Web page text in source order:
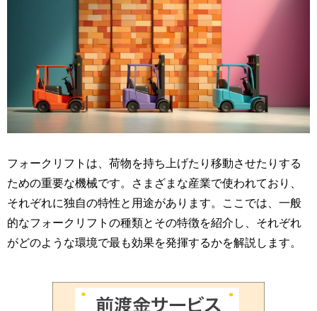
フォークリフトは、荷物を持ち上げたり移動させたりする
ための重要な機械です。さまざまな産業で使われており、
それぞれに独自の特性と用途があります。ここでは、一般
的なフォークリフトの種類とその特徴を紹介し、それぞれ
がどのような環境で最も効果を発揮するかを解説します。